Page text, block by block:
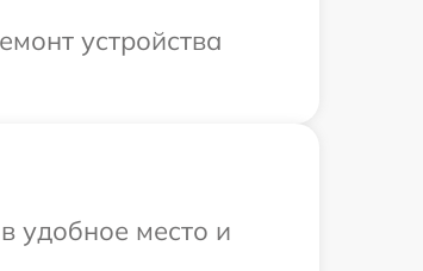
устройства
удобное место и